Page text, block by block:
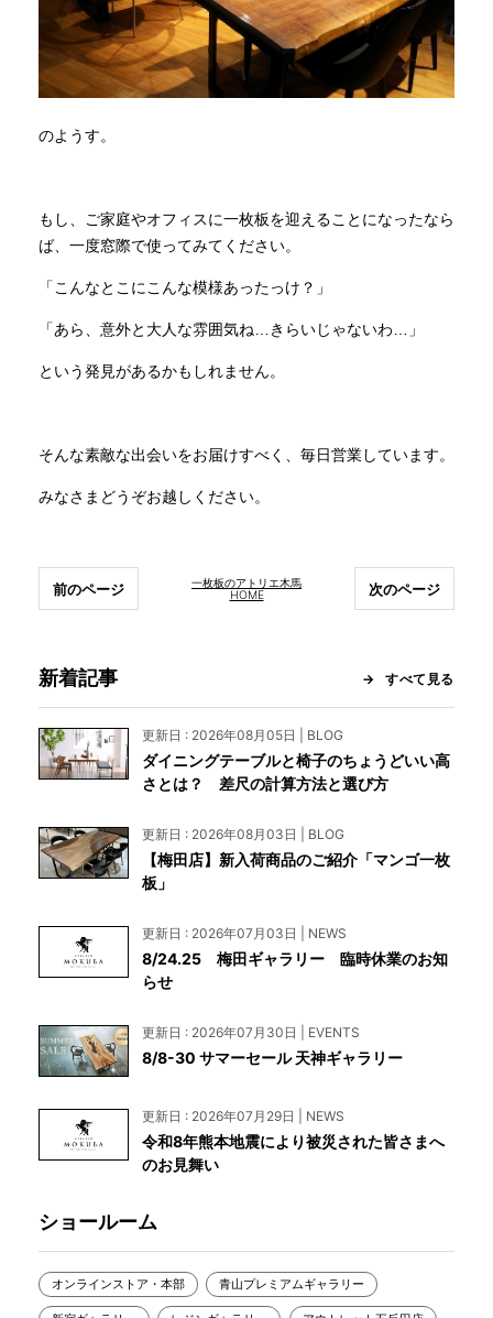
のようす。
もし、ご家庭やオフィスに一枚板を迎えることになったなら
ば、一度窓際で使ってみてください。
「こんなとこにこんな模様あったっけ？」
「あら、意外と大人な雰囲気ね…きらいじゃないわ…」
という発見があるかもしれません。
そんな素敵な出会いをお届けすべく、毎日営業しています。
みなさまどうぞお越しください。
一枚板のアトリエ木馬
HOME
前のページ 次のページ
新着記事 すべて見る
更新日 : 2026年08月05日 | BLOG
ダイニングテーブルと椅子のちょうどいい高
さとは？ 差尺の計算方法と選び方
更新日 : 2026年08月03日 | BLOG
【梅田店】新入荷商品のご紹介「マンゴ一枚
板」
更新日 : 2026年07月03日 | NEWS
8/24.25 梅田ギャラリー 臨時休業のお知
らせ
更新日 : 2026年07月30日 | EVENTS
8/8-30 サマーセール 天神ギャラリー
更新日 : 2026年07月29日 | NEWS
令和8年熊本地震により被災された皆さまへ
のお見舞い
ショールーム
オンラインストア・本部 青山プレミアムギャラリー